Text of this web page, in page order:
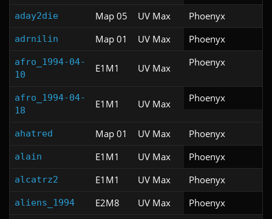
aday2die Map 05 UV Max Phoenyx
adrnilin Map 01 UV Max Phoenyx
afro_1994-04-
10
E1M1 UV Max Phoenyx
afro_1994-04-
18
E1M1 UV Max Phoenyx
ahatred Map 01 UV Max Phoenyx
alain E1M1 UV Max Phoenyx
alcatrz2 E1M1 UV Max Phoenyx
aliens_1994 E2M8 UV Max Phoenyx